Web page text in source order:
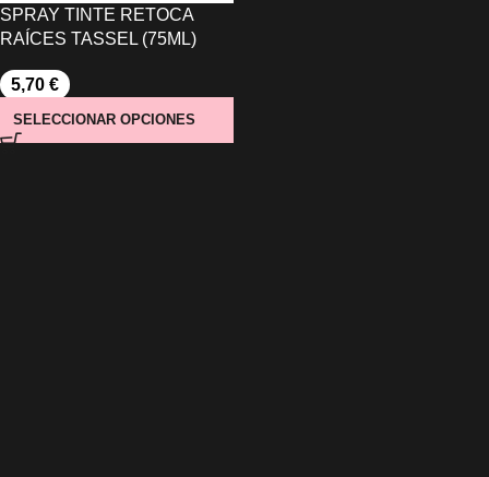
SPRAY TINTE RETOCA
RAÍCES TASSEL (75ML)
5,70 €
SELECCIONAR OPCIONES